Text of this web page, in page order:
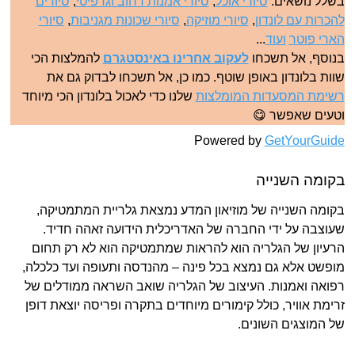
להכרות עם לונדון, סיורי מוזיקה, סיורי שכונות מגניבות, סיורי
הארי פוטר ועוד...
בנוסף, אל תשכחולעקוב אחרינו באינסטגרם להמלצות הכי
שוות בלונדון באופן שוטף. כמו כן, אל תשכחו לבדוק גם את
רשימת המסעדות המומלצות שלנו כדי לאכול בלונדון הכי מיוחד
וטעים שאפשר 😋
Powered by GetYourGuide
בקומה השנייה
בקומה השנייה של מוזיאון המדע נמצאת גלריית המתמטיקה,
שעוצבה על ידי החברה של האדריכלית הידועה זאהה חדיד.
הרעיון של הגלריה הוא להראות שמתמטיקה הוא לא רק תחום
מופשט אלא גם נמצא בכל פינה – מהנדסה ותעופה ועד כלכלה,
רפואה ואמנות. העיצוב של הגלריה שואב השראה ממודלים של
זרימת אוויר, כולל קימורים מיוחדים בתקרה ופריסה יוצאת דופן
של המוצגים השונים.